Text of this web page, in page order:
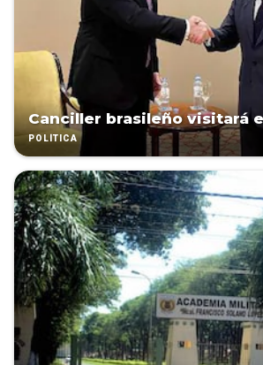
Canciller brasileño visitará
POLÍTICA